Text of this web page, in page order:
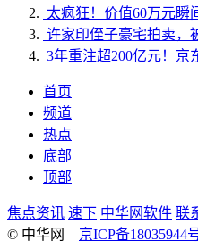
太疯狂！价值60万元瞬
许家印侄子豪宅拍卖，
3年重注超200亿元！京
首页
频道
热点
底部
顶部
焦点资讯 速下 中华网软件 联
© 中华网 京ICP备18035944